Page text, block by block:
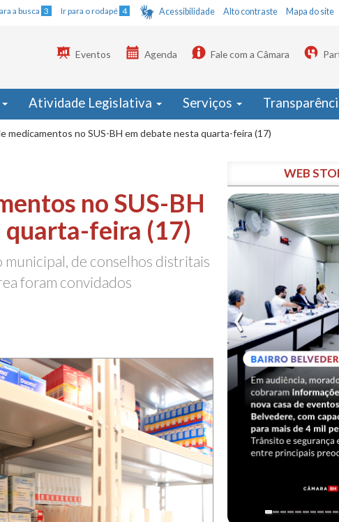
a busca 3 Ir para o rodapé 4 Acessibilidade Alto contraste Mapa do site
Eventos Agenda Fale com a Câmara
Atividade Legislativa Serviços
medicamentos no SUS-BH em debate nesta quarta-feira (17)
no SUS-BH
quarta-feira (17)
de conselhos distritais
foram convidados
WEB